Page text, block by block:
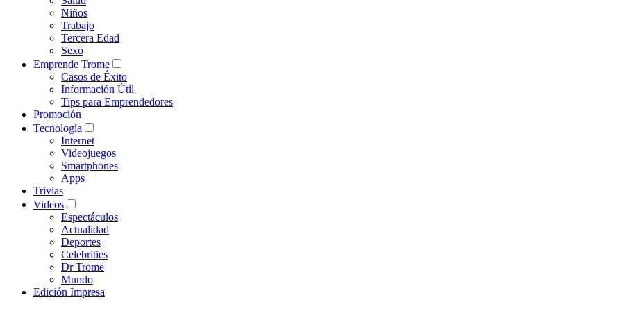
Niños
Trabajo
Tercera Edad
Sexo
Emprende Trome
Casos de Éxito
Información Útil
Tips para Emprendedores
Promoción
Tecnología
Internet
Videojuegos
Smartphones
Apps
Trivias
Videos
Espectáculos
Actualidad
Deportes
Celebrities
Dr Trome
Mundo
Edición Impresa